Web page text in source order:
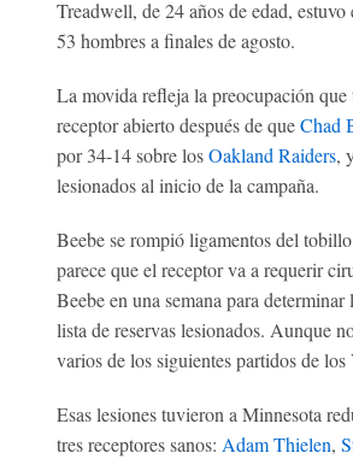
Treadwell, de 24 años de edad,
53 hombres a finales de agosto.
La movida refleja la preocupación
receptor abierto después de queChad
por 34-14 sobre losOakland Raiders,
lesionados al inicio de la campaña.
Beebe se rompió ligamentos del
parece que el receptor va a requerir
Beebe en una semana para
lista de reservas lesionados. Aunque
varios de los siguientes partidos de
Esas lesiones tuvieron a Minnesota
tres receptores sanos: Adam Thielen,